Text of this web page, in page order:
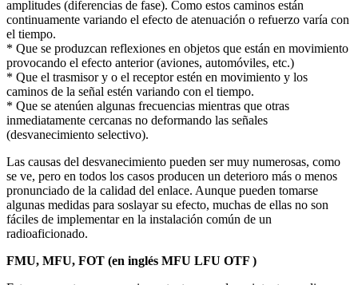
amplitudes (diferencias de fase). Como estos caminos están
continuamente variando el efecto de atenuación o refuerzo varía con
el tiempo.
* Que se produzcan reflexiones en objetos que están en movimiento
provocando el efecto anterior (aviones, automóviles, etc.)
* Que el trasmisor y o el receptor estén en movimiento y los
caminos de la señal estén variando con el tiempo.
* Que se atenúen algunas frecuencias mientras que otras
inmediatamente cercanas no deformando las señales
(desvanecimiento selectivo).
Las causas del desvanecimiento pueden ser muy numerosas, como
se ve, pero en todos los casos producen un deterioro más o menos
pronunciado de la calidad del enlace. Aunque pueden tomarse
algunas medidas para soslayar su efecto, muchas de ellas no son
fáciles de implementar en la instalación común de un
radioaficionado.
FMU, MFU, FOT (en inglés MFU LFU OTF )